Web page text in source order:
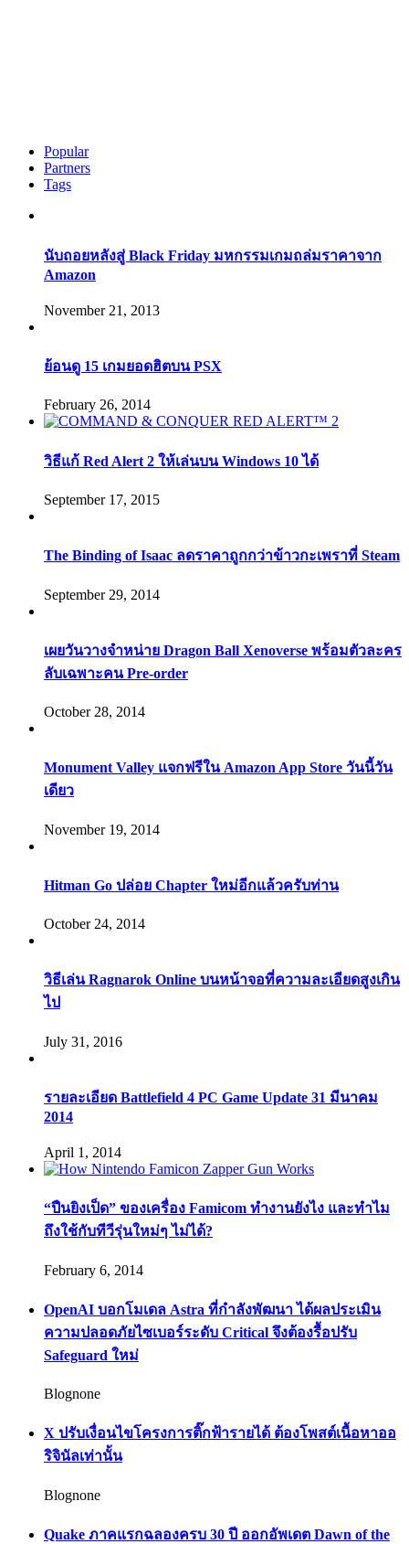
Popular
Partners
Tags
นับถอยหลังสู่ Black Friday มหกรรมเกมถล่มราคาจาก
Amazon
November 21, 2013
ย้อนดู 15 เกมยอดฮิตบน PSX
February 26, 2014
วิธีแก้ Red Alert 2 ให้เล่นบน Windows 10 ได้
September 17, 2015
The Binding of Isaac ลดราคาถูกกว่าข้าวกะเพราที่ Steam
September 29, 2014
เผยวันวางจำหน่าย Dragon Ball Xenoverse พร้อมตัวละคร
ลับเฉพาะคน Pre-order
October 28, 2014
Monument Valley แจกฟรีใน Amazon App Store วันนี้วัน
เดียว
November 19, 2014
Hitman Go ปล่อย Chapter ใหม่อีกแล้วครับท่าน
October 24, 2014
วิธีเล่น Ragnarok Online บนหน้าจอที่ความละเอียดสูงเกิน
ไป
July 31, 2016
รายละเอียด Battlefield 4 PC Game Update 31 มีนาคม
2014
April 1, 2014
“ปืนยิงเป็ด” ของเครื่อง Famicom ทำงานยังไง และทำไม
ถึงใช้กับทีวีรุ่นใหม่ๆ ไม่ได้?
February 6, 2014
OpenAI บอกโมเดล Astra ที่กำลังพัฒนา ได้ผลประเมิน
ความปลอดภัยไซเบอร์ระดับ Critical จึงต้องรื้อปรับ
Safeguard ใหม่
Blognone
X ปรับเงื่อนไขโครงการติ๊กฟ้ารายได้ ต้องโพสต์เนื้อหาออ
ริจินัลเท่านั้น
Blognone
Quake ภาคแรกฉลองครบ 30 ปี ออกอัพเดต Dawn of the